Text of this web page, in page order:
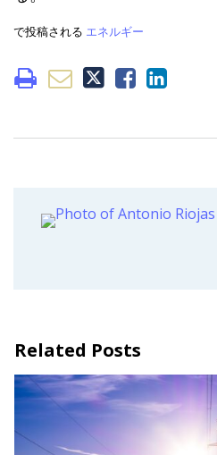
で投稿される エネルギー
Related Posts